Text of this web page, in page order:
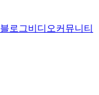
블로그비디오커뮤니티